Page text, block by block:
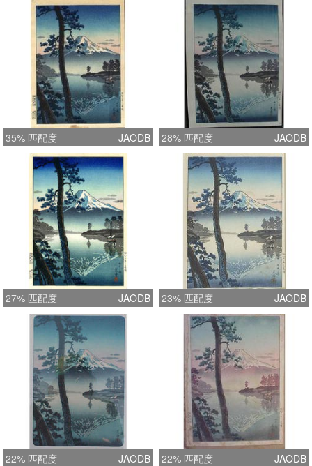
35% 匹配度 JAODB 28% 匹配度 JAODB
27% 匹配度 JAODB 23% 匹配度 JAODB
22% 匹配度 JAODB 22% 匹配度 JAODB